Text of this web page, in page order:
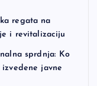
regata na
i revitalizaciju
sprdnja: Ko
javne